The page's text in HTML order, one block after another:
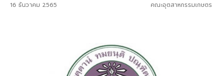
16 ธันวาคม 2565 คณะอุตสาหกรรมเกษตร